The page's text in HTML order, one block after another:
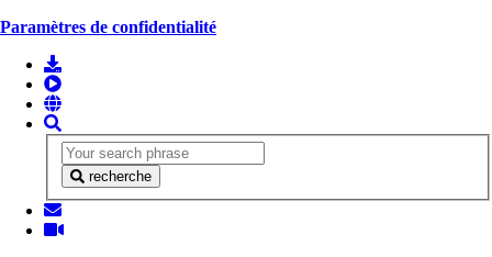
Paramètres de confidentialité
recherche